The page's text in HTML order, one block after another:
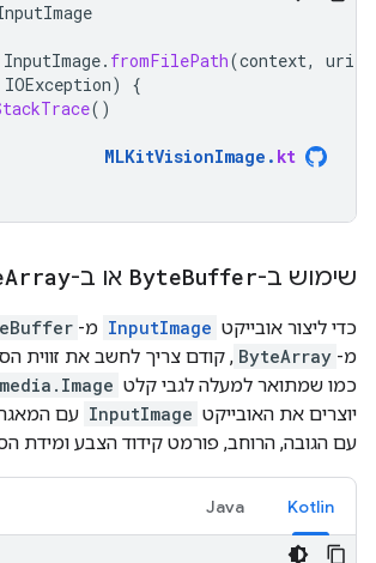
InputImage. fromFilePath(context, uri
IOException)
{
()
MLKitVisionImage . kt
שימוש ב- ByteBuffer או ב-Array
כדי ליצור אובייקט InputImage מ-
מ- ByteArray , קודם צריך לחשב את זווית
כמו שמתואר למעלה לגבי קלט media.Image
יוצרים את האובייקט InputImage עם
עם הגובה, הרוחב, פורמט קידוד הצבע ומידת
Kotlin
Java